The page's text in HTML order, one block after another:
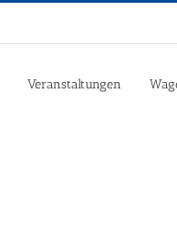
Veranstaltungen